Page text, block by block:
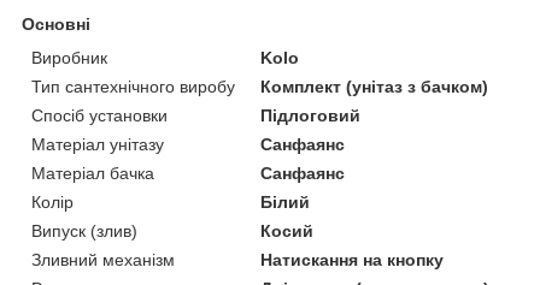
Основні
Виробник
Kolo
Тип сантехнічного виробу
Комплект (унітаз з бачком)
Спосіб установки
Підлоговий
Матеріал унітазу
Санфаянс
Матеріал бачка
Санфаянс
Колір
Білий
Випуск (злив)
Косий
Зливний механізм
Натискання на кнопку